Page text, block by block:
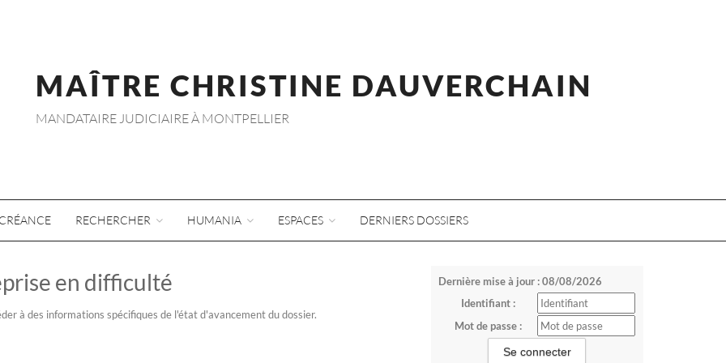
MAÎTRE CHRISTINE DAUVERCHAIN
MANDATAIRE JUDICIAIRE À MONTPELLIER
RECHERCHER HUMANIA ESPACES DERNIERS DOSSIERS
Dernière mise à jour : 08/08/2026
Identifiant :
Mot de passe :
en difficulté
à des informations spécifiques de l'état d'avancement du dossier.